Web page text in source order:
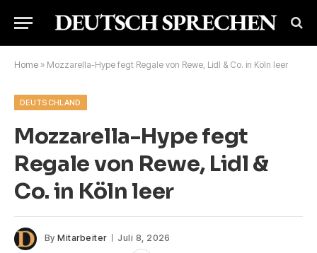
Home » Mozzarella-Hype fegt Regale von Rewe, Lidl & Co. in Köln leer
DEUTSCHLAND
Mozzarella-Hype fegt
Regale von Rewe, Lidl &
Co. in Köln leer
By Mitarbeiter Juli 8, 2026